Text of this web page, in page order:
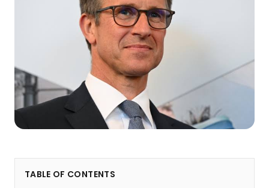
TABLE OF CONTENTS